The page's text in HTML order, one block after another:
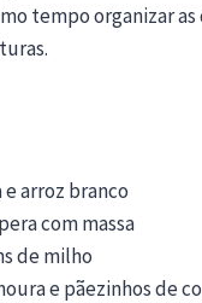
tempo organizar
arroz branco
com massa
de milho
e pãezinhos de